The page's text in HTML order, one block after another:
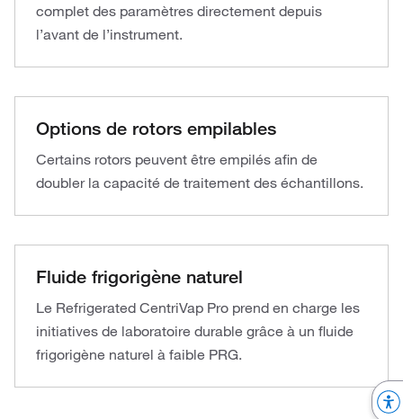
complet des paramètres directement depuis
l’avant de l’instrument.
Options de rotors empilables
Certains rotors peuvent être empilés afin de
doubler la capacité de traitement des échantillons.
Fluide frigorigène naturel
Le Refrigerated CentriVap Pro prend en charge les
initiatives de laboratoire durable grâce à un fluide
frigorigène naturel à faible PRG.